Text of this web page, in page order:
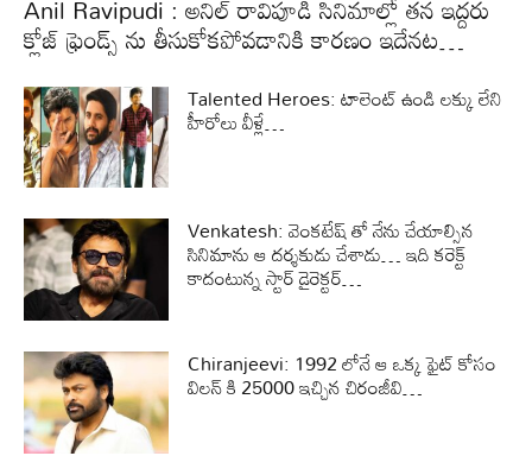
క్లోజ్ ఫ్రెండ్స్ ను తీసుకోకపోవడానికి కారణం ఇదేనట…
Talented Heroes: టాలెంట్ ఉండి లక్కు లేని
హీరోలు వీళ్లే…
Venkatesh: వెంకటేష్ తో నేను చేయాల్సిన
సినిమాను ఆ దర్శకుడు చేశాడు… ఇది కరెక్ట్
కాదంటున్న స్టార్ డైరెక్టర్…
Chiranjeevi: 1992 లోనే ఆ ఒక్క ఫైట్ కోసం
విలన్ కి 25000 ఇచ్చిన చిరంజీవి…